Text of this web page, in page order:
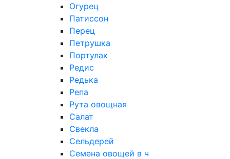
Огурец
Патиссон
Перец
Петрушка
Портулак
Редис
Редька
Репа
Рута овощная
Салат
Свекла
Сельдерей
Семена овощей в ч